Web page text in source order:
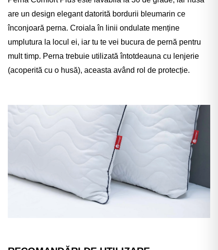
are un design elegant datorită bordurii bleumarin ce
înconjoară perna. Croiala în linii ondulate menține
umplutura la locul ei, iar tu te vei bucura de pernă pentru
mult timp. Perna trebuie utilizată întotdeauna cu lenjerie
(acoperită cu o husă), aceasta având rol de protecție.